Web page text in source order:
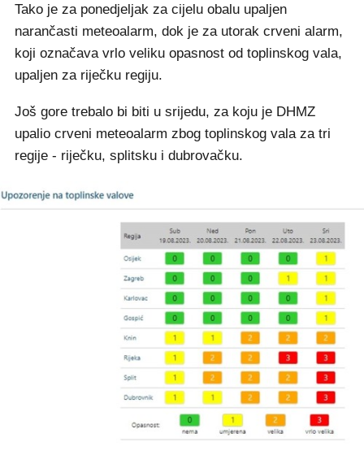
Tako je za ponedjeljak za cijelu obalu upaljen
narančasti meteoalarm, dok je za utorak crveni alarm,
koji označava vrlo veliku opasnost od toplinskog vala,
upaljen za riječku regiju.
Još gore trebalo bi biti u srijedu, za koju je DHMZ
upalio crveni meteoalarm zbog toplinskog vala za tri
regije - riječku, splitsku i dubrovačku.